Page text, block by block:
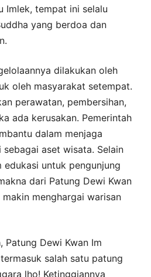
Imlek, tempat ini selalu
yang berdoa dan
dilakukan oleh
oleh masyarakat setempat.
perawatan, pembersihan,
ada kerusakan. Pemerintah
dalam menjaga
aset wisata. Selain
untuk pengunjung
dari Patung Dewi Kwan
menghargai warisan
Patung Dewi Kwan Im
salah satu patung
lho! Ketinggiannya